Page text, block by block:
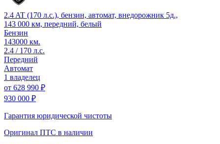
2.4 AT (170 л.с.), бензин, автомат, внедорожник 5д.,
143 000 км, передний, белый
Бензин
143000 км.
2.4 / 170 л.с.
Передний
Автомат
1 владелец
от 628 990 ₽
930 000 ₽
Гарантия юридической чистоты
Оригинал ПТС в наличии